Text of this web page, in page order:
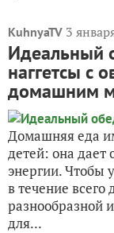
KuhnyaTV 3
Идеальный
наггетсы с
домашним
Домашняя еда
детей: она дает
энергии. Чтобы
в течение всего
разнообразной
для...